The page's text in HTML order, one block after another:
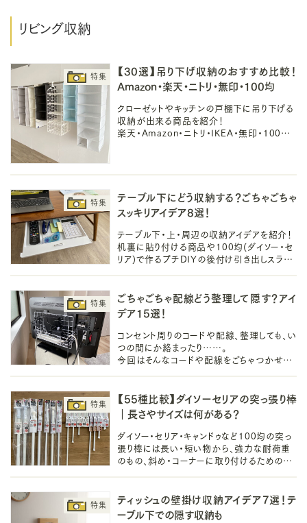
リビング収納
【30選】吊り下げ収納のおすすめ比較！
Amazon・楽天・ニトリ・無印・100均
クローゼットやキッチンの戸棚下に吊り下げる
収納が出来る商品を紹介！
楽天・Amazon・ニトリ・IKEA・無印・100均
テーブル下にどう収納する？ごちゃごちゃ
スッキリアイデア8選！
テーブル下・上・周辺の収納アイデアを紹介！
机裏に貼り付ける商品や100均(ダイソー・セ
リア)で作るプチDIYの後付け引き出しスライ
ごちゃごちゃ配線どう整理して隠す？アイ
デア15選！
コンセント周りのコードや配線、整理しても、い
つの間にか絡まったり……。
今回はそんなコードや配線をごちゃつかせな
さい！
【55種比較】ダイソーセリアの突っ張り棒
｜長さやサイズは何がある？
ダイソー・セリア・キャンドゥなど100均の突っ
張り棒には長い・短い物から、強力な耐荷重
のもの、斜め・コーナーに取り付けるための支
ティッシュの壁掛け収納アイデア7選！テ
ーブル下での隠す収納も